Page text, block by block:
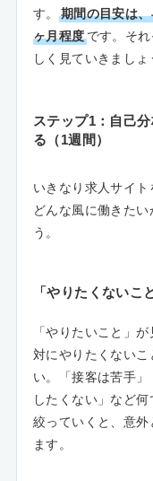
す。
期間の目安は
ヶ月程度です。そ
しく見ていきましょ
ステップ1：自己
る（1週間）
いきなり求人サイ
どんな風に働きた
う。
「やりたくないこ
「やりたいこと」
対にやりたくないこ
い。「接客は苦手
したくない」など
絞っていくと、意外
ます。